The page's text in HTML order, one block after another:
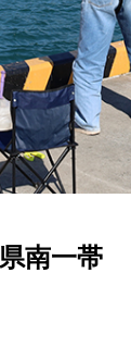
南一帯